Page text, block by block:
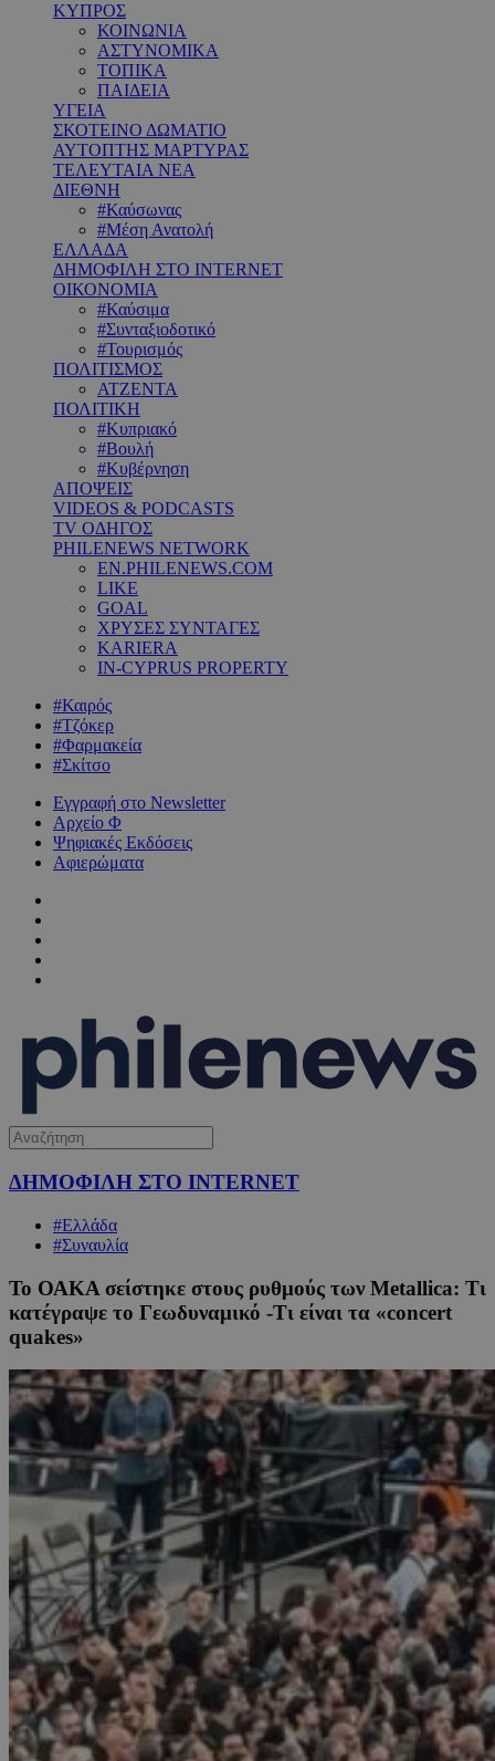
ΚΥΠΡΟΣ
ΚΟΙΝΩΝΙΑ
ΑΣΤΥΝΟΜΙΚΑ
ΤΟΠΙΚΑ
ΠΑΙΔΕΙΑ
ΥΓΕΙΑ
ΣΚΟΤΕΙΝΟ ΔΩΜΑΤΙΟ
ΑΥΤΟΠΤΗΣ ΜΑΡΤΥΡΑΣ
ΤΕΛΕΥΤΑΙΑ ΝΕΑ
ΔΙΕΘΝΗ
#Καύσωνας
#Μέση Ανατολή
ΕΛΛΑΔΑ
ΔΗΜΟΦΙΛΗ ΣΤΟ INTERNET
ΟΙΚΟΝΟΜΙΑ
#Καύσιμα
#Συνταξιοδοτικό
#Τουρισμός
ΠΟΛΙΤΙΣΜΟΣ
ΑΤΖΕΝΤΑ
ΠΟΛΙΤΙΚΗ
#Κυπριακό
#Βουλή
#Κυβέρνηση
ΑΠΟΨΕΙΣ
VIDEOS & PODCASTS
TV ΟΔΗΓΟΣ
PHILENEWS NETWORK
EN.PHILENEWS.COM
LIKE
GOAL
ΧΡΥΣΕΣ ΣΥΝΤΑΓΕΣ
KARIERA
IN-CYPRUS PROPERTY
#Καιρός
#Τζόκερ
#Φαρμακεία
#Σκίτσο
Εγγραφή στο Newsletter
Αρχείο Φ
Ψηφιακές Εκδόσεις
Αφιερώματα
ΔΗΜΟΦΙΛΗ ΣΤΟ INTERNET
#Ελλάδα
#Συναυλία
Το ΟΑΚΑ σείστηκε στους ρυθμούς των Metallica: Τι
κατέγραψε το Γεωδυναμικό -Τι είναι τα «concert
quakes»